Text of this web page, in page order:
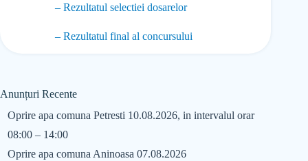
– Rezultatul selectiei dosarelor
– Rezultatul final al concursului
Anunțuri Recente
Oprire apa comuna Petresti 10.08.2026, in intervalul orar
08:00 – 14:00
Oprire apa comuna Aninoasa 07.08.2026